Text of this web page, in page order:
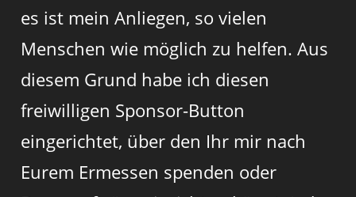
es ist mein Anliegen, so vielen
Menschen wie möglich zu helfen. Aus
diesem Grund habe ich diesen
freiwilligen Sponsor-Button
eingerichtet, über den Ihr mir nach
Eurem Ermessen spenden oder